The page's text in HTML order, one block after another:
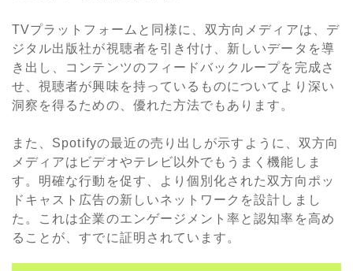
TVプラットフォームと同様に、双方向メディアは、デ
ジタル出版社が視聴者を引き付け、新しいデータを導
き出し、コンテンツのフィードバックループを完成さ
せ、視聴者が興味を持っているものについてより深い
洞察を得るための、優れた方法でもあります。
また、Spotifyの最近の売り出しが示すように、双方向
メディアはビデオやテレビ以外でもうまく機能しま
す。明確な行動を促す、より個別化された双方向ポッ
ドキャスト広告の新しいネットワークを設計しまし
た。これは企業のエンゲージメント率と認知率を高め
ることが、すでに証明されています。